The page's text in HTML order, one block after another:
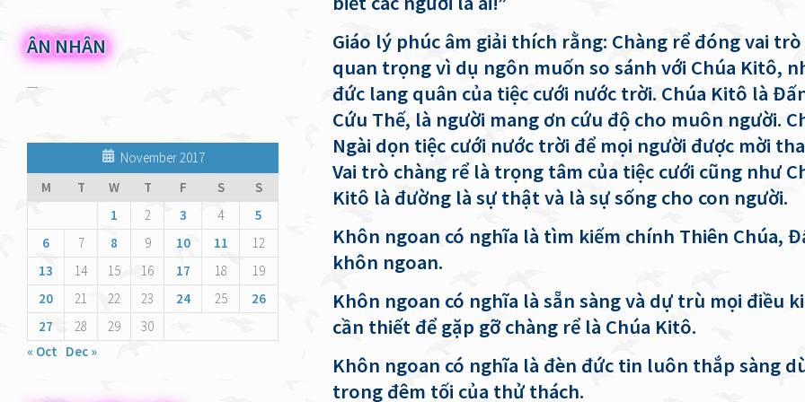
Giáo lý phúc âm giải thích rằng: Chàng rể đóng vai
quan trọng vì dụ ngôn muốn so sánh với Chúa Kitô,
đức lang quân của tiệc cưới nước trời. Chúa Kitô là
Cứu Thế, là người mang ơn cứu độ cho muôn người.
Ngài dọn tiệc cưới nước trời để mọi người được mời
Vai trò chàng rể là trọng tâm của tiệc cưới cũng như
Kitô là đường là sự thật và là sự sống cho con người.
Khôn ngoan có nghĩa là tìm kiếm chính Thiên Chúa,
khôn ngoan.
Khôn ngoan có nghĩa là sẵn sàng và dự trù mọi điều
cần thiết để gặp gỡ chàng rể là Chúa Kitô.
Khôn ngoan có nghĩa là đèn đức tin luôn thắp sàng
trong đêm tối của thử thách.
ÂN NHÂN
---
November 2017
M
T W T F S
S
1
2 3 4
5
6
7 8 9 10 11
12
13
14 15 16 17 18
19
20
21 22 23 24 25
26
27
28 29
30
« Oct Dec »